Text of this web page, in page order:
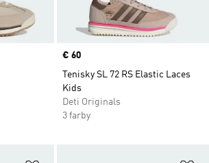
Price
€ 60
Tenisky SL 72 RS Elastic Laces
Kids
Deti Originals
3 farby